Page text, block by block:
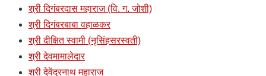
श्री दिगंबरदास महाराज (वि. ग. जोशी)
श्री दिगंबरबाबा वहाळकर
श्री दीक्षित स्वामी (नृसिंहसरस्वती)
श्री देवमामालेदार
श्री देवेंद्रनाथ महाराज